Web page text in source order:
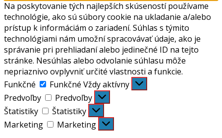
Na poskytovanie tých najlepších skúseností používame
technológie, ako sú súbory cookie na ukladanie a/alebo
prístup k informáciám o zariadení. Súhlas s týmito
technológiami nám umožní spracovávať údaje, ako je
správanie pri prehliadaní alebo jedinečné ID na tejto
stránke. Nesúhlas alebo odvolanie súhlasu môže
nepriaznivo ovplyvniť určité vlastnosti a funkcie.
Funkčné
Funkčné Vždy aktívny
Predvoľby
Predvoľby
Štatistiky
Štatistiky
Marketing
Marketing